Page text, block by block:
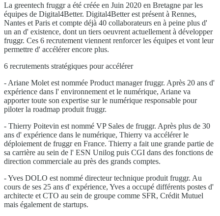
La greentech fruggr a été créée en Juin 2020 en Bretagne par les
équipes de Digital4Better. Digital4Better est présent à Rennes,
Nantes et Paris et compte déjà 40 collaborateurs en à peine plus d'
un an d' existence, dont un tiers oeuvrent actuellement à développer
fruggr. Ces 6 recrutement viennent renforcer les équipes et vont leur
permettre d' accélérer encore plus.
6 recrutements stratégiques pour accélérer
- Ariane Molet est nommée Product manager fruggr. Après 20 ans d'
expérience dans l' environnement et le numérique, Ariane va
apporter toute son expertise sur le numérique responsable pour
piloter la roadmap produit fruggr.
- Thierry Poitevin est nommé VP Sales de fruggr. Après plus de 30
ans d' expérience dans le numérique, Thierry va accélérer le
déploiement de fruggr en France. Thierry a fait une grande partie de
sa carrière au sein de l' ESN Unilog puis CGI dans des fonctions de
direction commerciale au près des grands comptes.
- Yves DOLO est nommé directeur technique produit fruggr. Au
cours de ses 25 ans d' expérience, Yves a occupé différents postes d'
architecte et CTO au sein de groupe comme SFR, Crédit Mutuel
mais également de startups.